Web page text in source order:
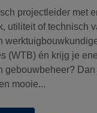
projectleider met
utiliteit of technisch
(WTB) én krijg je
gebouwbeheer?
mooie...